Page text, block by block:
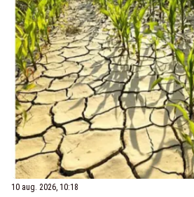
10 aug. 2026, 10:18